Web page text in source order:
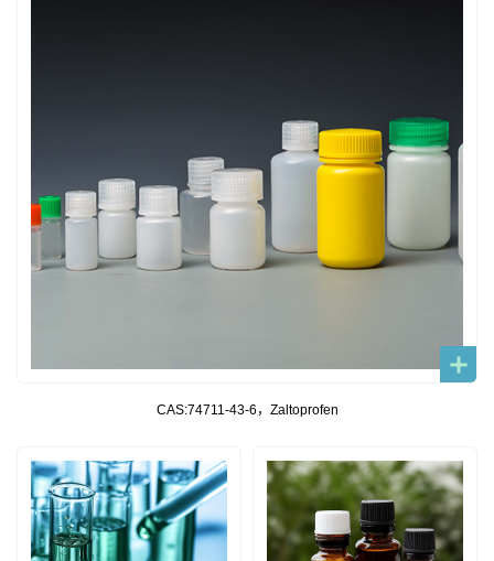
CAS:74711-43-6，Zaltoprofen